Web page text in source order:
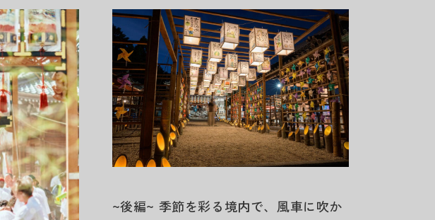
~後編~ 季節を彩る境内で、風車に吹か